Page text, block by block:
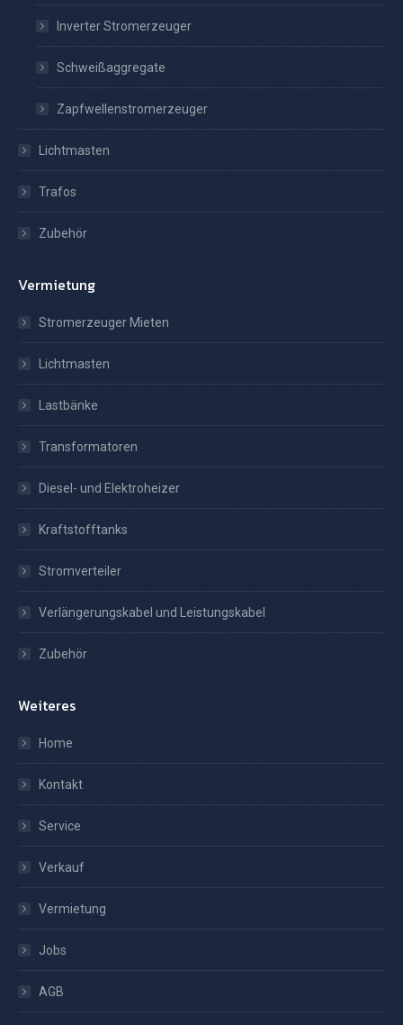
Inverter Stromerzeuger
Schweißaggregate
Zapfwellenstromerzeuger
Lichtmasten
Trafos
Zubehör
Vermietung
Stromerzeuger Mieten
Lichtmasten
Lastbänke
Transformatoren
Diesel- und Elektroheizer
Kraftstofftanks
Stromverteiler
Verlängerungskabel und Leistungskabel
Zubehör
Weiteres
Home
Kontakt
Service
Verkauf
Vermietung
Jobs
AGB